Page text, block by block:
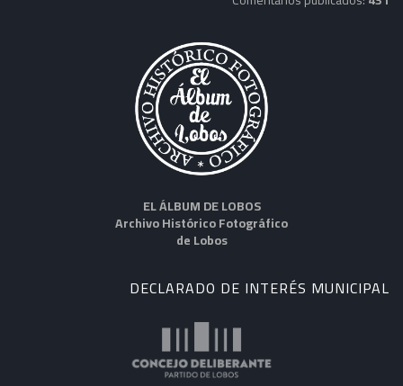
EL ÁLBUM DE LOBOS
Archivo Histórico Fotográfico
de Lobos
DECLARADO DE INTERÉS MUNICIPAL